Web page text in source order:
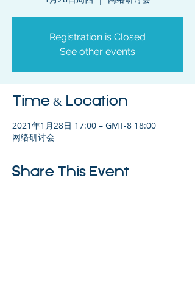
Registration is Closed
See other events
Time & Location
2021年1月28日 17:00 – GMT-8 18:00
网络研讨会
Share This Event